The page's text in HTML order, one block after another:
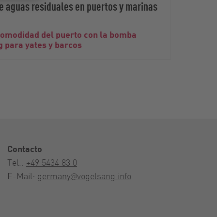
aguas residuales en puertos y marinas
del puerto con la bomba
para yates y barcos
Contacto
Tel.: +49 5434 83 0
E-Mail: germany@vogelsang.info